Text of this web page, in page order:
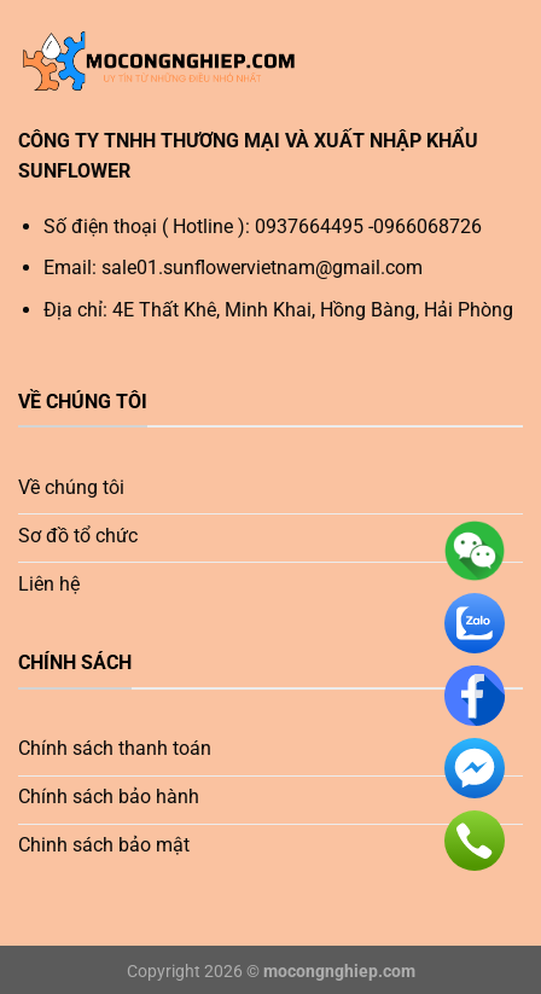
CÔNG TY TNHH THƯƠNG MẠI VÀ XUẤT NHẬP KHẨU
SUNFLOWER
Số điện thoại ( Hotline ): 0937664495 -0966068726
Email: sale01.sunflowervietnam@gmail.com
Địa chỉ: 4E Thất Khê, Minh Khai, Hồng Bàng, Hải Phòng
VỀ CHÚNG TÔI
Về chúng tôi
Sơ đồ tổ chức
Liên hệ
CHÍNH SÁCH
Chính sách thanh toán
Chính sách bảo hành
Chinh sách bảo mật
Copyright 2026 © mocongnghiep.com